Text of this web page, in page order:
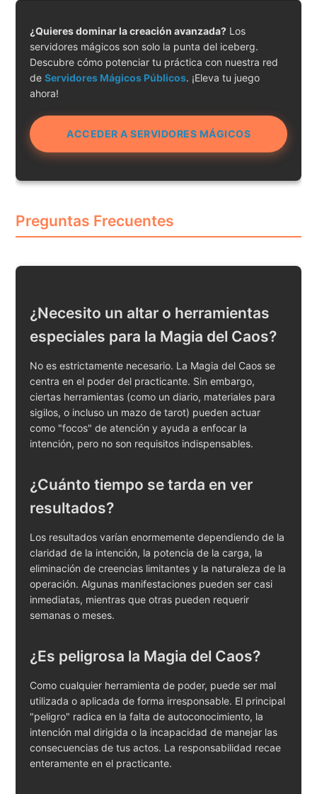
¿Quieres dominar la creación avanzada? Los
servidores mágicos son solo la punta del iceberg.
Descubre cómo potenciar tu práctica con nuestra red
de Servidores Mágicos Públicos. ¡Eleva tu juego
ahora!
ACCEDER A SERVIDORES MÁGICOS
Preguntas Frecuentes
¿Necesito un altar o herramientas
especiales para la Magia del Caos?
No es estrictamente necesario. La Magia del Caos se
centra en el poder del practicante. Sin embargo,
ciertas herramientas (como un diario, materiales para
sigilos, o incluso un mazo de tarot) pueden actuar
como "focos" de atención y ayuda a enfocar la
intención, pero no son requisitos indispensables.
¿Cuánto tiempo se tarda en ver
resultados?
Los resultados varían enormemente dependiendo de la
claridad de la intención, la potencia de la carga, la
eliminación de creencias limitantes y la naturaleza de la
operación. Algunas manifestaciones pueden ser casi
inmediatas, mientras que otras pueden requerir
semanas o meses.
¿Es peligrosa la Magia del Caos?
Como cualquier herramienta de poder, puede ser mal
utilizada o aplicada de forma irresponsable. El principal
"peligro" radica en la falta de autoconocimiento, la
intención mal dirigida o la incapacidad de manejar las
consecuencias de tus actos. La responsabilidad recae
enteramente en el practicante.